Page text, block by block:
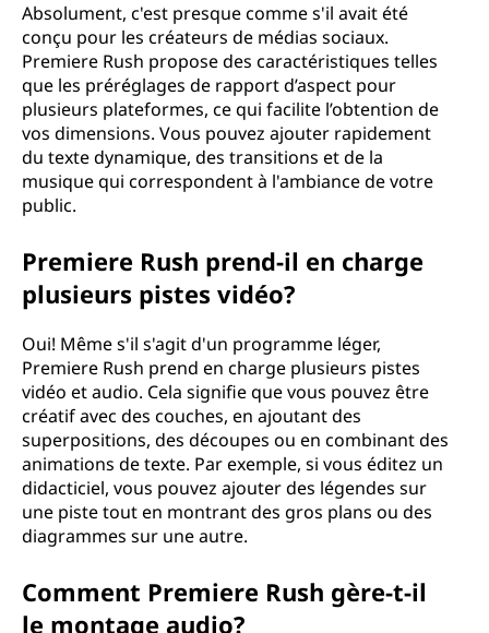
Absolument, c'est presque comme s'il avait été
conçu pour les créateurs de médias sociaux.
Premiere Rush propose des caractéristiques telles
que les préréglages de rapport d’aspect pour
plusieurs plateformes, ce qui facilite l’obtention de
vos dimensions. Vous pouvez ajouter rapidement
du texte dynamique, des transitions et de la
musique qui correspondent à l'ambiance de votre
public.
Premiere Rush prend-il en charge
plusieurs pistes vidéo?
Oui! Même s'il s'agit d'un programme léger,
Premiere Rush prend en charge plusieurs pistes
vidéo et audio. Cela signifie que vous pouvez être
créatif avec des couches, en ajoutant des
superpositions, des découpes ou en combinant des
animations de texte. Par exemple, si vous éditez un
didacticiel, vous pouvez ajouter des légendes sur
une piste tout en montrant des gros plans ou des
diagrammes sur une autre.
Comment Premiere Rush gère-t-il
le montage audio?